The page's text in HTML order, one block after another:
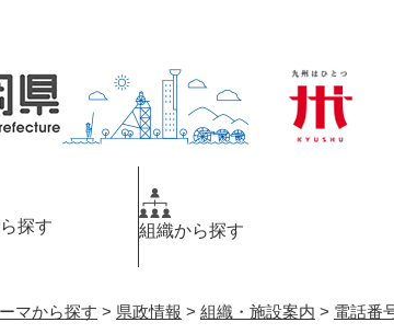
探す 組織から探す
マから探す > 県政情報 > 組織・施設案内 > 電話番